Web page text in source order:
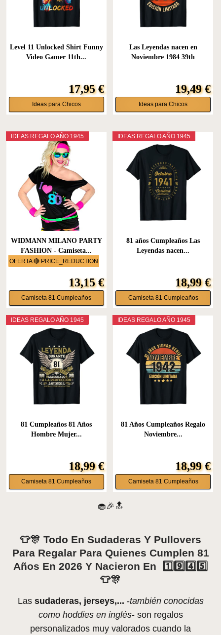
Level 11 Unlocked Shirt Funny
Video Gamer 11th...
17,95 €
Ideas para Chicos
Las Leyendas nacen en
Noviembre 1984 39th
19,49 €
Ideas para Chicos
OFERTA 🔴 PRICE_REDUCTION
IDEAS REGALO AÑO 1945
WIDMANN MILANO PARTY
FASHION - Camiseta...
13,15 €
Camiseta 81 Cumpleaños
IDEAS REGALO AÑO 1945
81 años Cumpleaños Las
Leyendas nacen...
18,99 €
Camiseta 81 Cumpleaños
IDEAS REGALO AÑO 1945
81 Cumpleaños 81 Años
Hombre Mujer...
18,99 €
Camiseta 81 Cumpleaños
IDEAS REGALO AÑO 1945
81 Años Cumpleaños Regalo
Noviembre...
18,99 €
Camiseta 81 Cumpleaños
🧁🎉🔝
👕🎊 Todo En Sudaderas Y Pullovers
Para Regalar Para Quienes Cumplen 81
Años En 2026 Y Nacieron En 1️⃣9️⃣4️⃣5️⃣
👕🎊
Las sudaderas, jerseys,... -también conocidas
como hoddies en inglés- son regalos
personalizados muy valorados cuando la